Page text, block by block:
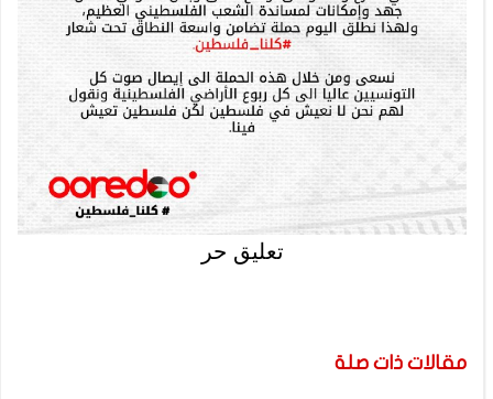
تعليق حر
مقالات ذات صلة